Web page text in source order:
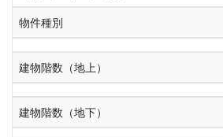
物件種別
建物階数（地上）
建物階数（地下）